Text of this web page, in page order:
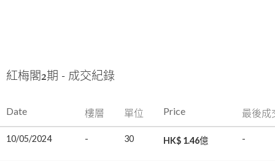
紅梅閣2期 - 成交紀錄
Date 樓層 單位 Price 最後成
10/05/2024 - 30 HK$ 1.46億 -